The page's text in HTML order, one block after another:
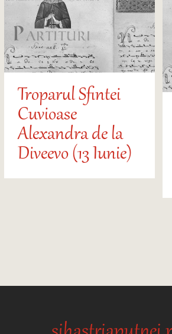
Troparul Sfintei
Cuvioase
Alexandra de la
Diveevo (13 Iunie)